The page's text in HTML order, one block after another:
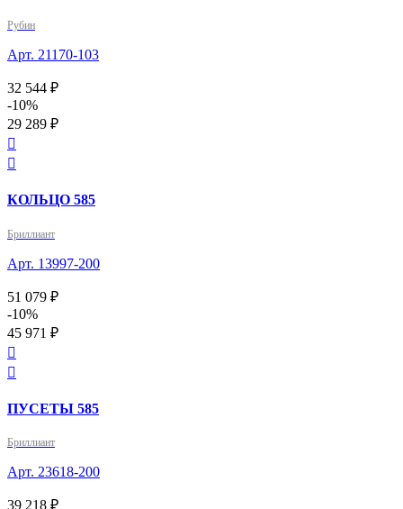
Рубин
Арт. 21170-103
32 544 ₽
-10%
29 289 ₽


КОЛЬЦО 585
Бриллиант
Арт. 13997-200
51 079 ₽
-10%
45 971 ₽


ПУСЕТЫ 585
Бриллиант
Арт. 23618-200
39 218 ₽